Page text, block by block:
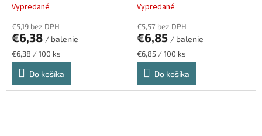
Vypredané
€5,19 bez DPH
€6,38 / balenie
Jednotková
cena:
€6,38 / 100 ks
Do košíka
Vypredané
€5,57 bez DPH
€6,85 / balenie
Jednotková
cena:
€6,85 / 100 ks
Do košíka